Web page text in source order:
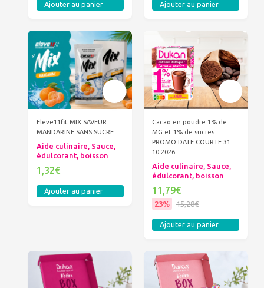
Ajouter au panier Ajouter au panier
Eleve11fit MIX SAVEUR
MANDARINE SANS SUCRE
Aide culinaire, Sauce,
édulcorant, boisson
1,32€
Ajouter au panier
Cacao en poudre 1% de
MG et 1% de sucres
PROMO DATE COURTE 31
10 2026
Aide culinaire, Sauce,
édulcorant, boisson
11,79€
23% 15,28€
Ajouter au panier